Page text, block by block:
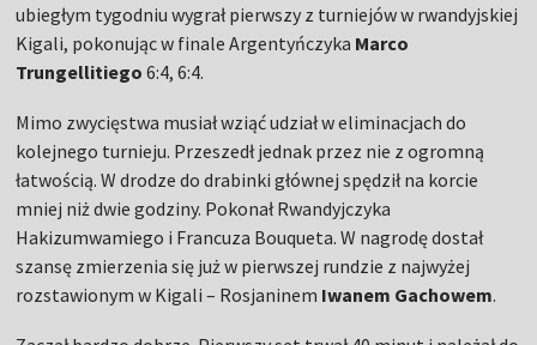
ubiegłym tygodniu wygrał pierwszy z turniejów w rwandyjskiej
Kigali, pokonując w finale Argentyńczyka Marco
Trungellitiego 6:4, 6:4.
Mimo zwycięstwa musiał wziąć udział w eliminacjach do
kolejnego turnieju. Przeszedł jednak przez nie z ogromną
łatwością. W drodze do drabinki głównej spędził na korcie
mniej niż dwie godziny. Pokonał Rwandyjczyka
Hakizumwamiego i Francuza Bouqueta. W nagrodę dostał
szansę zmierzenia się już w pierwszej rundzie z najwyżej
rozstawionym w Kigali – Rosjaninem Iwanem Gachowem.